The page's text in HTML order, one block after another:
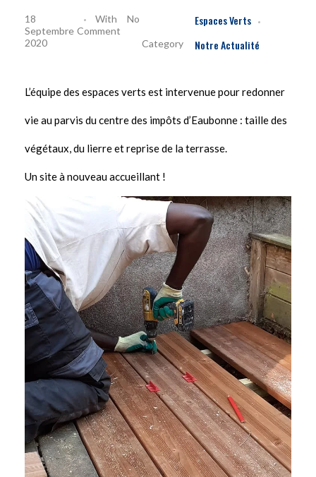
18
Septembre
2020
With
No
Comment
Espaces Verts
Notre Actualité
L’équipe des espaces verts est intervenue pour redonner
vie au parvis du centre des impôts d’Eaubonne : taille des
végétaux, du lierre et reprise de la terrasse.
Un site à nouveau accueillant !